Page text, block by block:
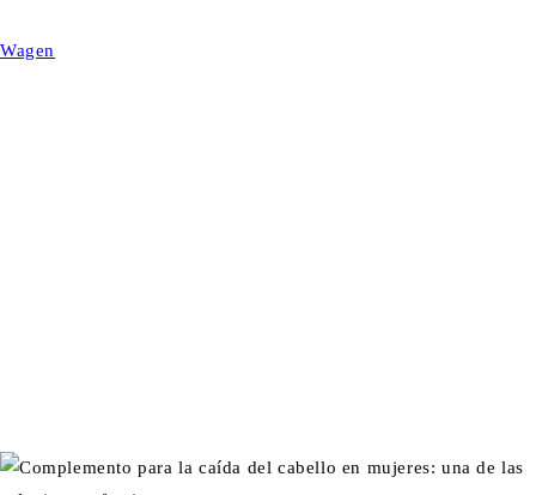
Wagen